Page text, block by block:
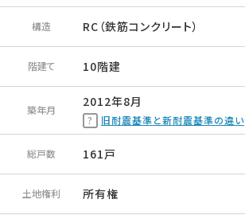
構造 RC（鉄筋コンクリート）
階建て 10階建
築年月
2012年8月
旧耐震基準と新耐震基準の違い
総戸数 161戸
土地権利 所有権